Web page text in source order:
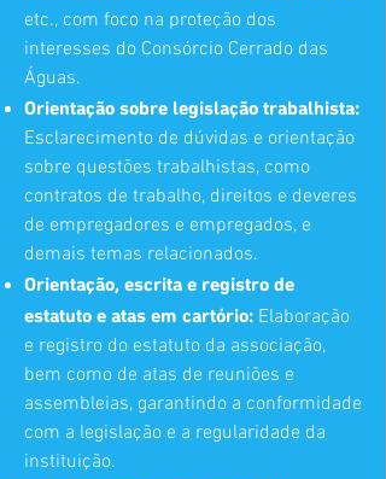
etc., com foco na proteção dos
interesses do Consórcio Cerrado das
Águas.
Orientação sobre legislação trabalhista:
Esclarecimento de dúvidas e orientação
sobre questões trabalhistas, como
contratos de trabalho, direitos e deveres
de empregadores e empregados, e
demais temas relacionados.
Orientação, escrita e registro de
estatuto e atas em cartório: Elaboração
e registro do estatuto da associação,
bem como de atas de reuniões e
assembleias, garantindo a conformidade
com a legislação e a regularidade da
instituição.